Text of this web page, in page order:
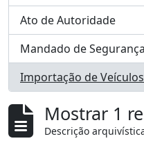
Ato de Autoridade
, 1 resultados
Mandado de Segurança
, 1 resultados
Importação de
, 1 resultados
Mostrar 1
Descrição